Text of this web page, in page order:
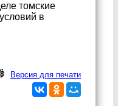
томские
в
Версия для печати